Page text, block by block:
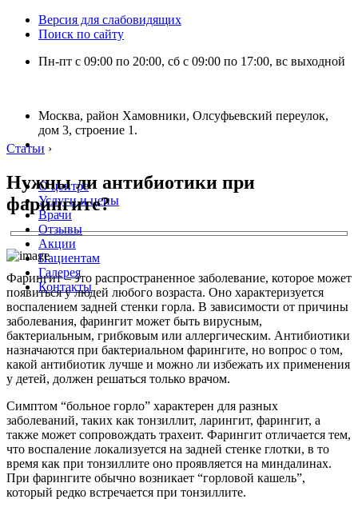
Версия для слабовидящих
Поиск по сайту
Пн-пт с 09:00 по 20:00, сб с 09:00 по 17:00, вс выходной
Москва, район Хамовники, Олсуфьевский переулок,
дом 3, строение 1.
О центре
Услуги и цены
Врачи
Отзывы
Акции
Пациентам
Галерея
Контакты
Статьи ›
Нужны ли антибиотики при
фарингите?
Фарингит – это распространенное заболевание, которое может
появиться у людей любого возраста. Оно характеризуется
воспалением задней стенки горла. В зависимости от причины
заболевания, фарингит может быть вирусным,
бактериальным, грибковым или аллергическим. Антибиотики
назначаются при бактериальном фарингите, но вопрос о том,
какой антибиотик лучше и можно ли избежать их применения
у детей, должен решаться только врачом.
Симптом “больное горло” характерен для разных
заболеваний, таких как тонзиллит, ларингит, фарингит, а
также может сопровождать трахеит. Фарингит отличается тем,
что воспаление локализуется на задней стенке глотки, в то
время как при тонзиллите оно проявляется на миндалинах.
При фарингите обычно возникает “горловой кашель”,
который редко встречается при тонзиллите.